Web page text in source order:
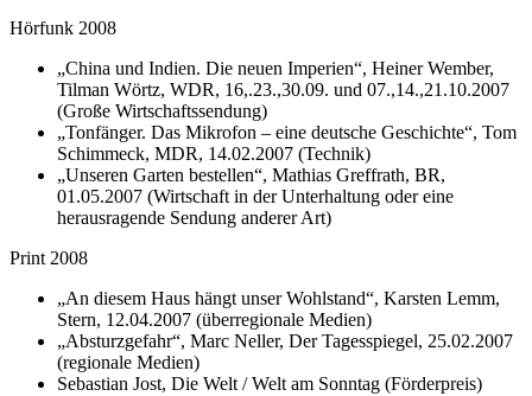
Hörfunk 2008
„China und Indien. Die neuen Imperien“, Heiner Wember,
Tilman Wörtz, WDR, 16,.23.,30.09. und 07.,14.,21.10.2007
(Große Wirtschaftssendung)
„Tonfänger. Das Mikrofon – eine deutsche Geschichte“, Tom
Schimmeck, MDR, 14.02.2007 (Technik)
„Unseren Garten bestellen“, Mathias Greffrath, BR,
01.05.2007 (Wirtschaft in der Unterhaltung oder eine
herausragende Sendung anderer Art)
Print 2008
„An diesem Haus hängt unser Wohlstand“, Karsten Lemm,
Stern, 12.04.2007 (überregionale Medien)
„Absturzgefahr“, Marc Neller, Der Tagesspiegel, 25.02.2007
(regionale Medien)
Sebastian Jost, Die Welt / Welt am Sonntag (Förderpreis)